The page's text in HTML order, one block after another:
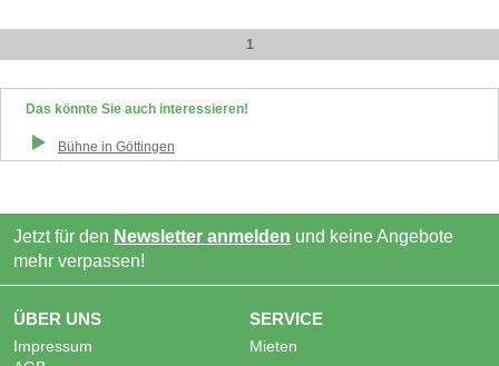
1
Das könnte Sie auch interessieren!
Bühne in Göttingen
Jetzt für den Newsletter anmelden und keine Angebote
mehr verpassen!
ÜBER UNS
Impressum
SERVICE
Mieten